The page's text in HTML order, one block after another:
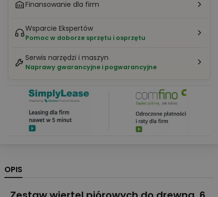
Finansowanie dla firm
Wsparcie Ekspertów
Pomoc w doborze sprzętu i osprzętu
Serwis narzędzi i maszyn
Naprawy gwarancyjne i pogwarancyjne
OPIS